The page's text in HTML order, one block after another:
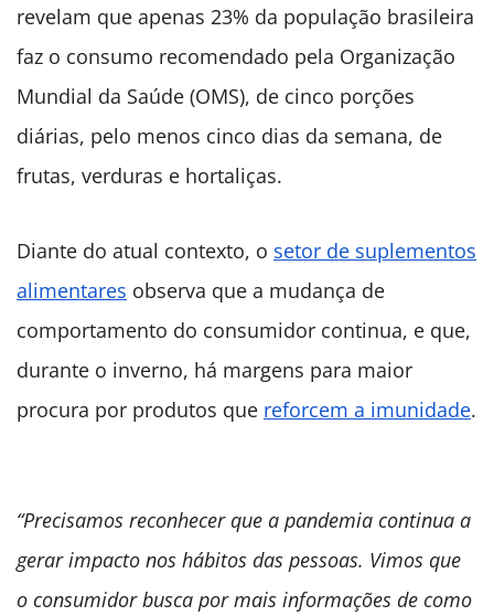
revelam que apenas 23% da população brasileira
faz o consumo recomendado pela Organização
Mundial da Saúde (OMS), de cinco porções
diárias, pelo menos cinco dias da semana, de
frutas, verduras e hortaliças.
Diante do atual contexto, o setor de suplementos
alimentares observa que a mudança de
comportamento do consumidor continua, e que,
durante o inverno, há margens para maior
procura por produtos que reforcem a imunidade.
“Precisamos reconhecer que a pandemia continua a
gerar impacto nos hábitos das pessoas. Vimos que
o consumidor busca por mais informações de como